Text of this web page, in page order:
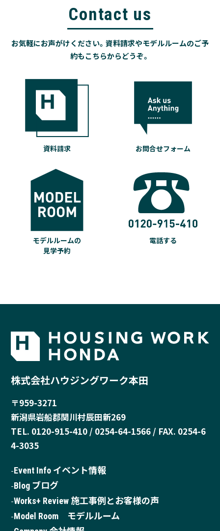
Contact us
お気軽にお声がけください。資料請求やモデルルームのご予
約もこちらからどうぞ。
資料請求 お問合せフォーム
モデルルームの
見学予約
電話する
株式会社ハウジングワーク本田
〒959-3271
新潟県岩船郡関川村辰田新269
TEL. 0120-915-410 / 0254-64-1566 / FAX. 0254-6
4-3035
Event Info イベント情報
Blog ブログ
Works+ Review 施工事例とお客様の声
Model Room モデルルーム